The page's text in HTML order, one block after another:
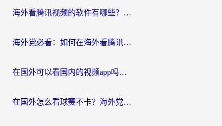
海外看腾讯视频的软件有哪些？2026实测有效，留学生都在用的回国加速器指南
海外党必看：如何在海外看腾讯体育？解决赛事直播地区限制的终极指南
在国外可以看国内的视频app吗知乎？海外党亲测有效的追剧加速方案
在国外怎么看球赛不卡？海外党专属体育直播自由指南